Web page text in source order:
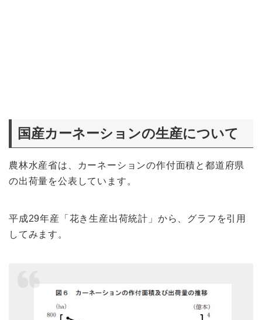
国産カーネーションの生産について
農林水産省は、カーネーションの作付面積と都道府県
の出荷量を公表しています。
平成29年産「花き生産出荷統計」から、グラフを引用
してみます。